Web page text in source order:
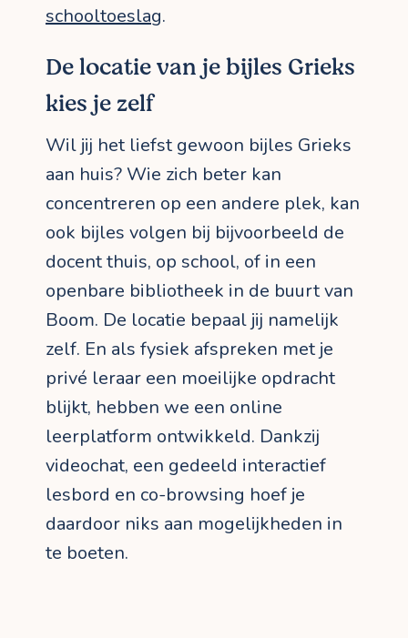
schooltoeslag.
De locatie van je bijles Grieks
kies je zelf
Wil jij het liefst gewoon bijles Grieks
aan huis? Wie zich beter kan
concentreren op een andere plek, kan
ook bijles volgen bij bijvoorbeeld de
docent thuis, op school, of in een
openbare bibliotheek in de buurt van
Boom. De locatie bepaal jij namelijk
zelf. En als fysiek afspreken met je
privé leraar een moeilijke opdracht
blijkt, hebben we een online
leerplatform ontwikkeld. Dankzij
videochat, een gedeeld interactief
lesbord en co-browsing hoef je
daardoor niks aan mogelijkheden in
te boeten.